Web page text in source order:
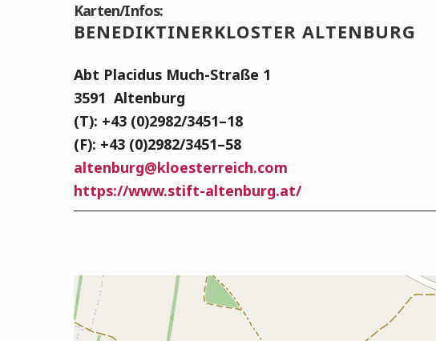
Karten/Infos:
BENE­DIK­TI­NER­KLOS­TER ALTENBURG
Abt Pla­ci­dus Much-Stra­ße 1
3591 Alten­burg
(T): +43 (0)2982/3451–18
(F): +43 (0)2982/3451–58
alten­burg@kloesterreich.com
https://www.stift-altenburg.at/